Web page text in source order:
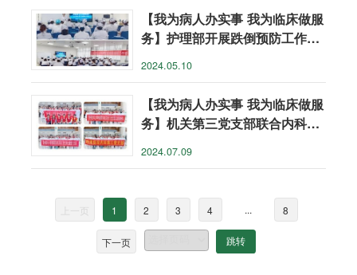
【我为病人办实事 我为临床做服
务】护理部开展跌倒预防工作坊
2024.05.10
【我为病人办实事 我为临床做服
务】机关第三党支部联合内科第
2024.07.09
上一页 1 2 3 4 ... 8
下一页 跳转